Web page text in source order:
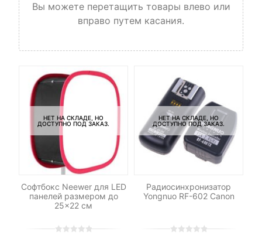
Вы можете перетащить товары влево или
вправо путем касания.
НЕТ НА СКЛАДЕ, НО
ДОСТУПНО ПОД ЗАКАЗ.
Софтбокс Neewer для LED
панелей размером до
25×22 см
НЕТ НА СКЛАДЕ, НО
ДОСТУПНО ПОД ЗАКАЗ.
Радиосинхронизатор
Yongnuo RF-602 Canon